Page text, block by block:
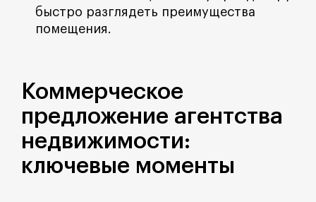
быстро разглядеть преимущества
помещения.
Коммерческое
предложение агентства
недвижимости:
ключевые моменты